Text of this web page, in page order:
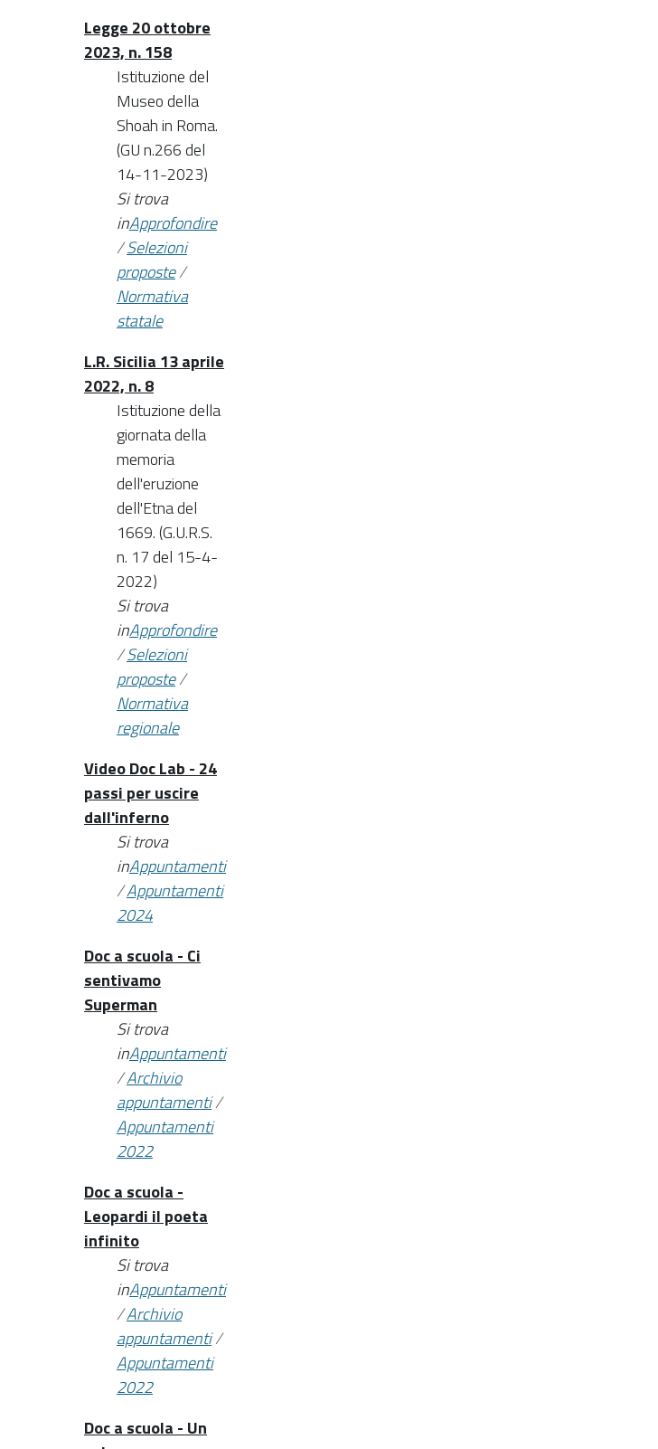
Legge 20 ottobre
2023, n. 158
Istituzione del
Museo della
Shoah in Roma.
(GU n.266 del
14-11-2023)
Si trova
inApprofondire
/Selezioni
proposte/
Normativa
statale
L.R. Sicilia 13 aprile
2022, n. 8
Istituzione della
giornata della
memoria
dell'eruzione
dell'Etna del
1669. (G.U.R.S.
n. 17 del 15-4-
2022)
Si trova
inApprofondire
/Selezioni
proposte/
Normativa
regionale
Video Doc Lab - 24
passi per uscire
dall'inferno
Si trova
inAppuntamenti
/Appuntamenti
2024
Doc a scuola - Ci
sentivamo
Superman
Si trova
inAppuntamenti
/Archivio
appuntamenti/
Appuntamenti
2022
Doc a scuola -
Leopardi il poeta
infinito
Si trova
inAppuntamenti
/Archivio
appuntamenti/
Appuntamenti
2022
Doc a scuola - Un